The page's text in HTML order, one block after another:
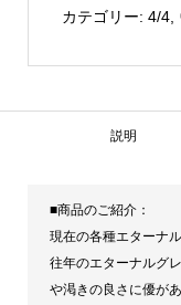
キ
4/4
バ
イ
カテゴリー: 4/4,
説明
■商品のご紹介：
現在の各種エターナ
往年のエターナルグ
や渇きの良さに優が